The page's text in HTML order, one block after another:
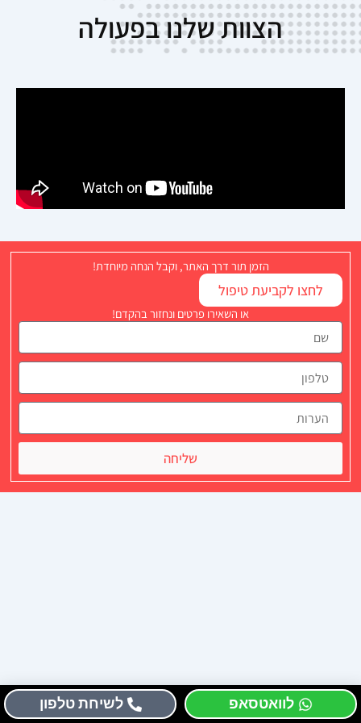
הצוות שלנו בפעולה
הזמן תור דרך האתר, וקבל הנחה מיוחדת!
לחצו לקביעת טיפול
או השאירו פרטים ונחזור בהקדם!
שליחה
לוואטסאפ לשיחת טלפון